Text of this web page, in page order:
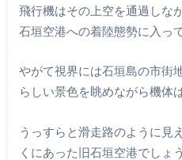
飛行機はその上空を通過しな
石垣空港への着陸態勢に入っ
やがて視界には石垣島の市街
らしい景色を眺めながら機体
うっすらと滑走路のように見
くにあった旧石垣空港でしょう